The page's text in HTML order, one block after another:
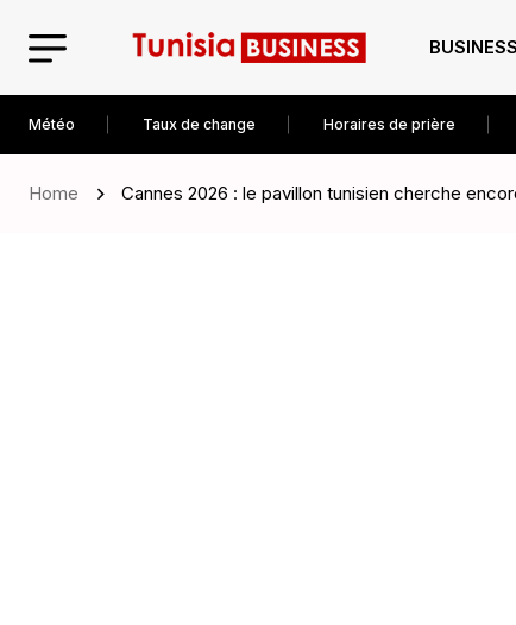
BUSINESS
Météo Taux de change Horaires de prière
Home Cannes 2026 : le pavillon tunisien cherche